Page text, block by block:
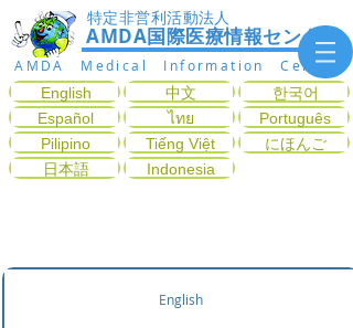
AMDA国際医療情報センター
特定非営利活動法人
AMDA Medical Information Center
English
Español
Pilipino
日本語
中文
ไทย
Tiếng Việt
Indonesia
한국어
Português
にほんご
English